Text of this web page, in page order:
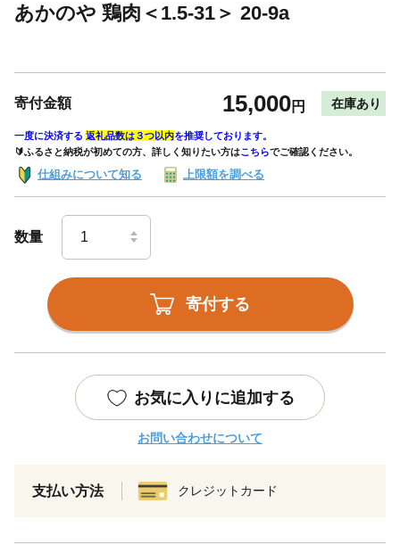
あかのや 鶏肉＜1.5-31＞ 20-9a
寄付金額 15,000円 在庫あり
一度に決済する 返礼品数は３つ以内を推奨しております。
🔰ふるさと納税が初めての方、詳しく知りたい方はこちらでご確認ください。
仕組みについて知る 上限額を調べる
数量
寄付する
お気に入りに追加する
お問い合わせについて
支払い方法 クレジットカード